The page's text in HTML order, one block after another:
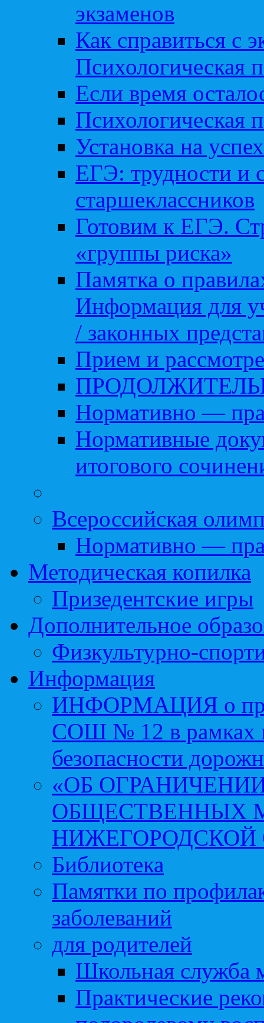
экзаменов
Как справиться с
Психологическая
Если время
Психологическая
Установка на успех
ЕГЭ: трудности и
старшеклассников
Готовим к ЕГЭ.
«группы риска»
Памятка о
Информация для
/ законных
Прием и
Нормативно —
Нормативные
итогового
Всероссийская
Нормативно —
Методическая копилка
Призедентские игры
Дополнительное
Физкультурно-
Информация
ИНФОРМАЦИЯ о
СОШ № 12 в рамках
безопасности
«ОБ
ОБЩЕСТВЕННЫХ
НИЖЕГОРОДСКОЙ
Библиотека
Памятки по
заболеваний
для родителей
Школьная служба
Практические